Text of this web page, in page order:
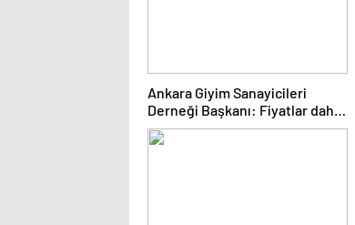
Ankara Giyim Sanayicileri
Derneği Başkanı: Fiyatlar daha
dengeli olacak